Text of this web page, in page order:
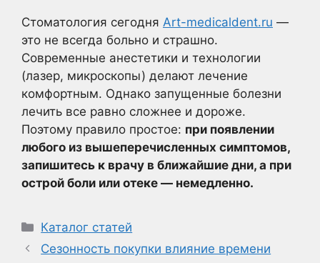
Стоматология сегодня Art-medicaldent.ru —
это не всегда больно и страшно.
Современные анестетики и технологии
(лазер, микроскопы) делают лечение
комфортным. Однако запущенные болезни
лечить все равно сложнее и дороже.
Поэтому правило простое: при появлении
любого из вышеперечисленных симптомов,
запишитесь к врачу в ближайшие дни, а при
острой боли или отеке — немедленно.
Рубрики
Каталог статей
Сезонность покупки влияние времени